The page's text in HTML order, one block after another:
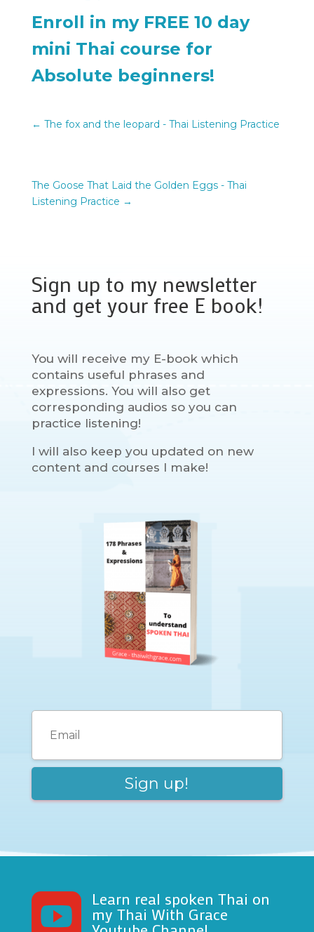
Enroll in my FREE 10 day
mini Thai course for
Absolute beginners!
← The fox and the leopard - Thai Listening Practice
The Goose That Laid the Golden Eggs - Thai
Listening Practice →
Sign up to my newsletter
and get your free E book!
You will receive my E-book which
contains useful phrases and
expressions. You will also get
corresponding audios so you can
practice listening!
I will also keep you updated on new
content and courses I make!
 Learn real spoken Thai on
my Thai With Grace